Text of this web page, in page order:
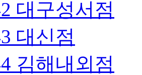
대구성서점
대신점
김해내외점